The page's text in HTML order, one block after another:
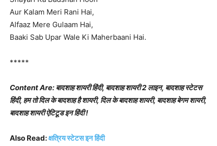
Aur Kalam Meri Rani Hai,
Alfaaz Mere Gulaam Hai,
Baaki Sab Upar Wale Ki Maherbaani Hai.
*****
Content Are: बादशाह शायरी हिंदी, बादशाह शायरी 2 लाइन, बादशाह स्टेटस
हिंदी, हम तो दिल के बादशाह है शायरी, दिल के बादशाह शायरी, बादशाह बेगम शायरी,
बादशाह शायरी ऐटिटूड इन हिंदी !
Also Read:क्षत्रिय स्टेटस इन हिंदी